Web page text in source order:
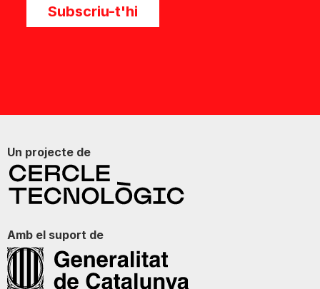
Subscriu-t'hi
Un projecte de
Amb el suport de